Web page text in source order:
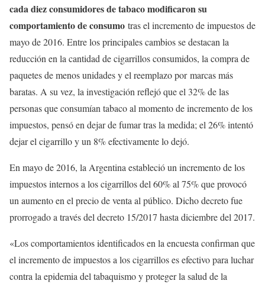
cada diez consumidores de tabaco modificaron su
comportamiento de consumo tras el incremento de impuestos de
mayo de 2016. Entre los principales cambios se destacan la
reducción en la cantidad de cigarrillos consumidos, la compra de
paquetes de menos unidades y el reemplazo por marcas más
baratas. A su vez, la investigación reflejó que el 32% de las
personas que consumían tabaco al momento de incremento de los
impuestos, pensó en dejar de fumar tras la medida; el 26% intentó
dejar el cigarrillo y un 8% efectivamente lo dejó.
En mayo de 2016, la Argentina estableció un incremento de los
impuestos internos a los cigarrillos del 60% al 75% que provocó
un aumento en el precio de venta al público. Dicho decreto fue
prorrogado a través del decreto 15/2017 hasta diciembre del 2017.
«Los comportamientos identificados en la encuesta confirman que
el incremento de impuestos a los cigarrillos es efectivo para luchar
contra la epidemia del tabaquismo y proteger la salud de la